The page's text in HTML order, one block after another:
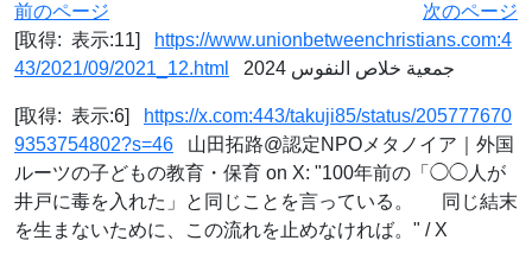
前のページ
次のページ
[取得: 表示:11]
https://www.unionbetweenchristians.com:4
43/2021/09/2021_12.html
جمعية خلاص النفوس 2024
[取得: 表示:6]
https://x.com:443/takuji85/status/205777670
9353754802?s=46 山田拓路@認定NPOメタノイア｜外国
ルーツの子どもの教育・保育 on X: "100年前の「◯◯人が
井戸に毒を入れた」と同じことを言っている。 同じ結末
を生まないために、この流れを止めなければ。" / X